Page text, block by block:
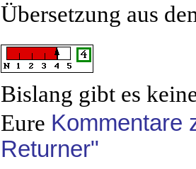
Übersetzung aus
Bislang gibt es
Eure Kommentare
Returner"